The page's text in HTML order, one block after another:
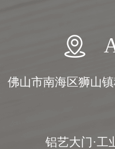
佛山市南海区狮山
铝艺大门·工